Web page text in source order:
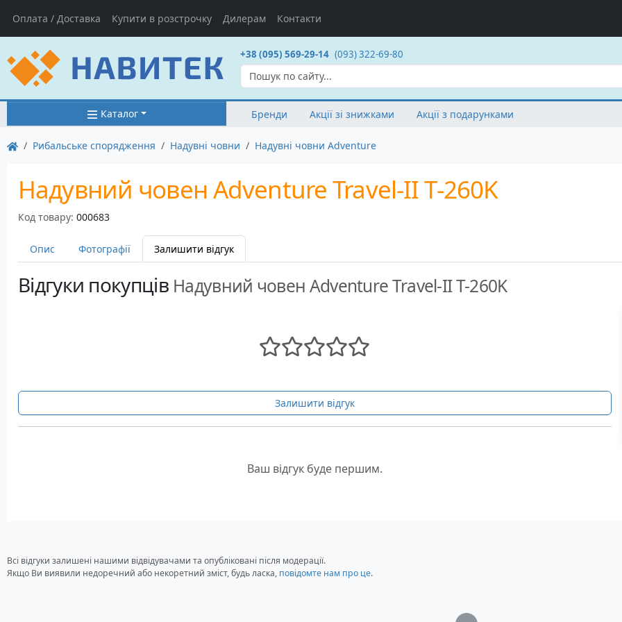
Оплата / Доставка Купити в розстрочку Дилерам Контакти
+38 (095) 569-29-14 (093) 322-69-80
Каталог Бренди Акції зі знижками Акції з подарунками
Рибальське спорядження Надувні човни Надувні човни Adventure
Надувний човен Adventure Travel-II T-260K
Код товару: 000683
Опис Фотографії Залишити відгук
Відгуки покупців Надувний човен Adventure Travel-II T-260K
Залишити відгук
Ваш відгук буде першим.
Всі відгуки залишені нашими відвідувачами та опубліковані після модерації.
Якщо Ви виявили недоречний або некоретний зміст, будь ласка, повідомте нам про це.